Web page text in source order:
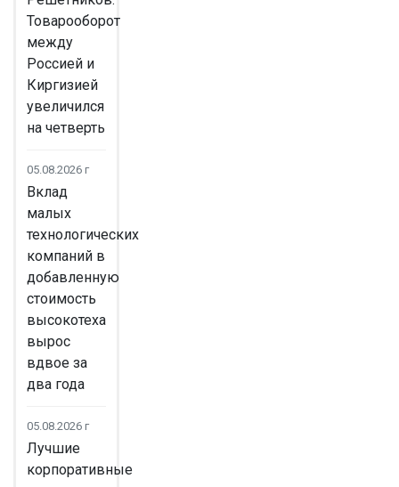
Товарооборот
между
Россией и
Киргизией
увеличился
на четверть
05.08.2026 г
Вклад
малых
технологических
компаний в
добавленную
стоимость
высокотеха
вырос
вдвое за
два года
05.08.2026 г
Лучшие
корпоративные